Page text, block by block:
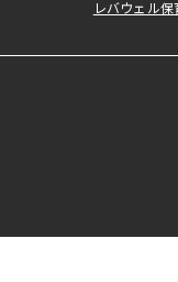
レバウェル